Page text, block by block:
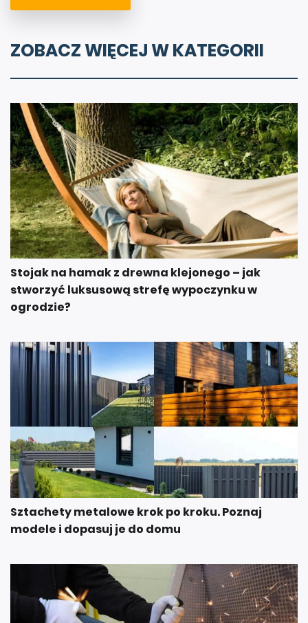
ZOBACZ WIĘCEJ W KATEGORII
Stojak na hamak z drewna klejonego – jak
stworzyć luksusową strefę wypoczynku w
ogrodzie?
Sztachety metalowe krok po kroku. Poznaj
modele i dopasuj je do domu